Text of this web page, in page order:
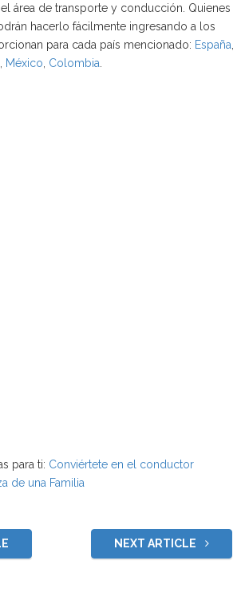
área de transporte y conducción. Quienes
hacerlo fácilmente ingresando a los
para cada país mencionado: España
México Colombia
para ti: Conviértete en el conductor
de una Familia
NEXT ARTICLE